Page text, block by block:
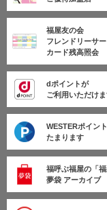
福屋友の会
フレンドリーサ
カード残高照会
dポイントが
ご利用いただけ
WESTERポイン
たまります
福呼ぶ福屋の「福
夢袋 アーカイブ